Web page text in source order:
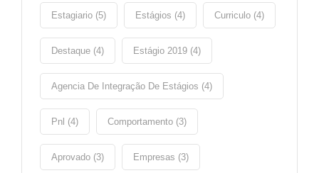
Estagiario (5) Estágios (4) Curriculo (4)
Destaque (4) Estágio 2019 (4)
Agencia De Integração De Estágios (4)
Pnl (4) Comportamento (3)
Aprovado (3) Empresas (3)